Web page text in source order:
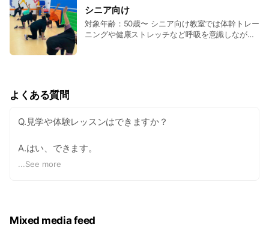
シニア向け
対象年齢：50歳〜 シニア向け教室では体幹トレー
ニングや健康ストレッチなど呼吸を意識しながら
よくある質問
Q.見学や体験レッスンはできますか？
A.はい、できます。
全てのコースで見学・体験を行っておりますので、ご希望
さい。
...See more
Mixed media feed